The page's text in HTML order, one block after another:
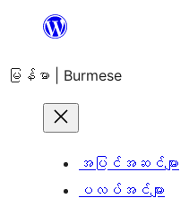
အကြောင်းအရာ
ကျော်သွား
မြန်မာ | Burmese
အပြင်အဆင်များ
ပလပ်အင်များ